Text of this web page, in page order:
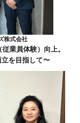
株式会社
業員体験）向上。
立を目指して〜